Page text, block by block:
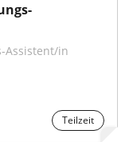
Assistent/in
Teilzeit